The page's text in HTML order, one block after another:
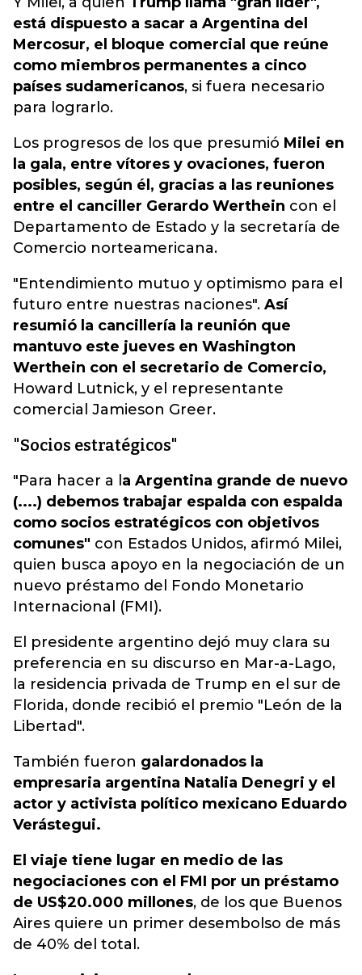
está dispuesto a sacar a Argentina del
Mercosur, el bloque comercial que reúne
como miembros permanentes a cinco
países sudamericanos, si fuera necesario
para lograrlo.
Los progresos de los que presumió Milei en
la gala, entre vítores y ovaciones, fueron
posibles, según él, gracias a las reuniones
entre el canciller Gerardo Werthein con el
Departamento de Estado y la secretaría de
Comercio norteamericana.
"Entendimiento mutuo y optimismo para el
futuro entre nuestras naciones". Así
resumió la cancillería la reunión que
mantuvo este jueves en Washington
Werthein con el secretario de Comercio,
Howard Lutnick, y el representante
comercial Jamieson Greer.
"Socios estratégicos"
"Para hacer a l a Argentina grande de nuevo
(....) debemos trabajar espalda con espalda
como socios estratégicos con objetivos
comunes" con Estados Unidos, afirmó Milei,
quien busca apoyo en la negociación de un
nuevo préstamo del Fondo Monetario
Internacional (FMI).
El presidente argentino dejó muy clara su
preferencia en su discurso en Mar-a-Lago,
la residencia privada de Trump en el sur de
Florida, donde recibió el premio "León de la
Libertad".
También fueron galardonados la
empresaria argentina Natalia Denegri y el
actor y activista político mexicano Eduardo
Verástegui.
El viaje tiene lugar en medio de las
negociaciones con el FMI por un préstamo
de US$20.000 millones, de los que Buenos
Aires quiere un primer desembolso de más
de 40% del total.